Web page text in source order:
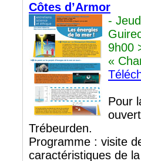
Côtes d’Armor
-
9h00
«
Pour
Trébeurden.
Programme : visite
caractéristiques de